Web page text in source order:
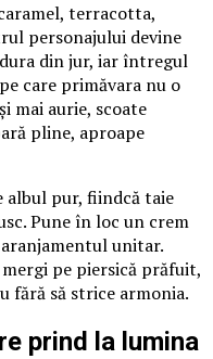
terracotta,
personajului devine
din jur, iar întregul
care primăvara nu o
mai aurie, scoate
pline, aproape
albul pur, fiindcă taie
Pune în loc un crem
unitar.
pe piersică prăfuit,
fără să strice armonia.
prind la lumina